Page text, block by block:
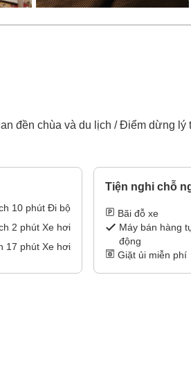
đền chùa và du lịch / Điểm dừng
10phút Đi bộ
2 phút Xe hơi
17 phút Xe hơi
Tiện nghi chỗ
Bãi đỗ xe
Máy bán hàng
động
Giặt ủi miễn phí